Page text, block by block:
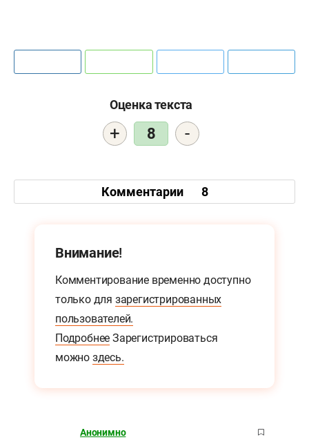
Оценка текста
+ 8 -
Комментарии 8
Внимание!
Комментирование временно доступно
только для зарегистрированных
пользователей.
Подробнее Зарегистрироваться
можно здесь.
Анонимно